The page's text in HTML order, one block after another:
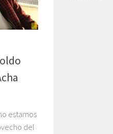
estamos
del